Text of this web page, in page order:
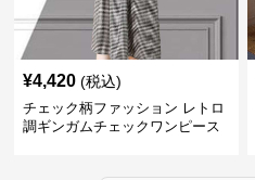
¥4,420 (税込)
チェック柄ファッション レトロ
調ギンガムチェックワンピース